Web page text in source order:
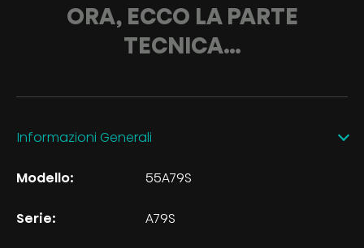
ORA, ECCO LA PARTE
TECNICA…
Informazioni Generali
Modello: 55A79S
Serie: A79S